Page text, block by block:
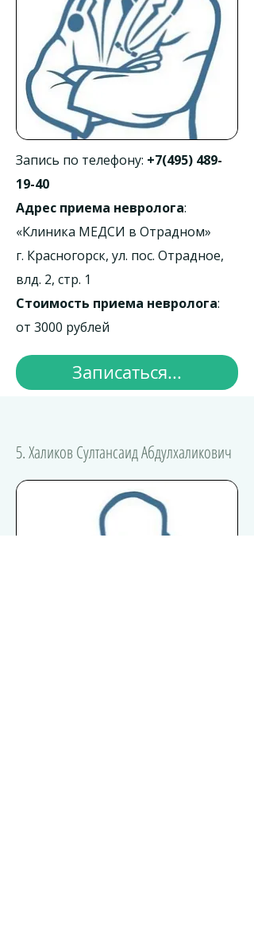
Запись по телефону: +7(495) 489-
19-40
Адрес приема невролога:
«Клиника МЕДСИ в Отрадном»
г. Красногорск, ул. пос. Отрадное,
влд. 2, стр. 1
Стоимость приема невролога:
от 3000 рублей
Записаться...
5. Халиков Султансаид Абдулхаликович